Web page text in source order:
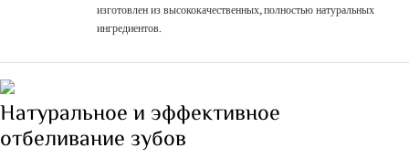
изготовлен из высококачественных, полностью натуральных
ингредиентов.
Натуральное и эффективное
отбеливание зубов